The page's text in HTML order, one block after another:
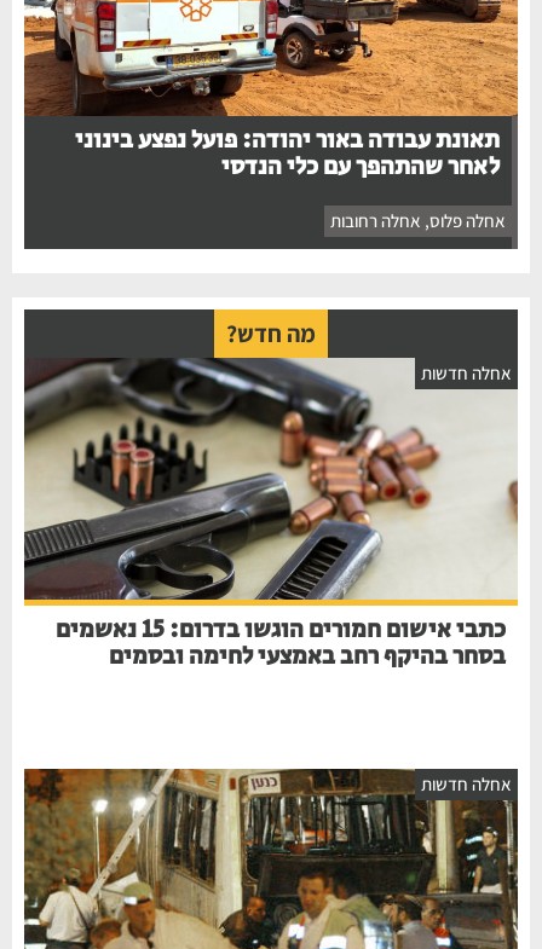
תאונת עבודה באור יהודה: פועל נפצע בינוני
לאחר שהתהפך עם כלי הנדסי
אחלה פלוס ,אחלה רחובות
מה חדש?
חדשות
כתבי אישום חמורים הוגשו בדרום: 15 נאשמים
בסחר בהיקף רחב באמצעי לחימה ובסמים
חדשות